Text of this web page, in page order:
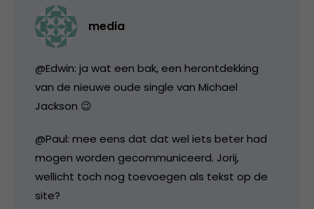
media
@Edwin: ja wat een bak, een herontdekking
van de nieuwe oude single van Michael
Jackson 😉
@Paul: mee eens dat dat wel iets beter had
mogen worden gecommuniceerd. Jorij,
wellicht toch nog toevoegen als tekst op de
site?